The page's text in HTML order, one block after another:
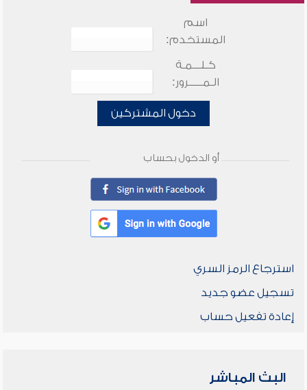
اسم
المستخدم:
كـلـــمـة
الـمـــــرور:
دخول المشتركين
أو الدخول بحساب
استرجاع الرمز السري
تسجيل عضو جديد
إعادة تفعيل حساب
البث المباشر